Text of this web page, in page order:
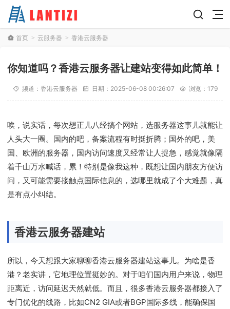
首页 > 云服务器 > 香港云服务器
你知道吗？香港云服务器让建站变得如此简单！
频道： 香港云服务器 日期： 2025-06-08 00:26:07 浏览：179
唉，说实话，每次想正儿八经搞个网站，选服务器这事儿就能让
人头大一圈。国内的吧，备案流程有时挺折腾；国外的吧，美
国、欧洲的服务器，国内访问速度又经常让人捉急，感觉就像隔
着千山万水喊话，累！特别是像我这种，既想让国内朋友方便访
问，又可能需要接触点国际信息的，选哪里就成了个大难题，真
是有点小纠结。
香港云服务器建站
所以，今天想跟大家聊聊香港云服务器建站这事儿。为啥是香
港？老实讲，它地理位置挺妙的。对于咱们国内用户来说，物理
距离近，访问延迟天然就低。而且，很多香港云服务器都接入了
专门优化的线路，比如CN2 GIA或者BGP国际多线，能确保国